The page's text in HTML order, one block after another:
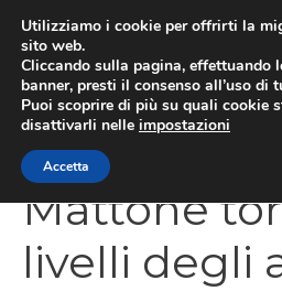
contenuto
Mattone
livelli degli
Utilizziamo i cookie per offrirti la
sito web.
Cliccando sulla pagina, effettuando
banner, presti il consenso all’uso di
Puoi scoprire di più su quali cookie
disattivarli nelle impostazioni
Accetta